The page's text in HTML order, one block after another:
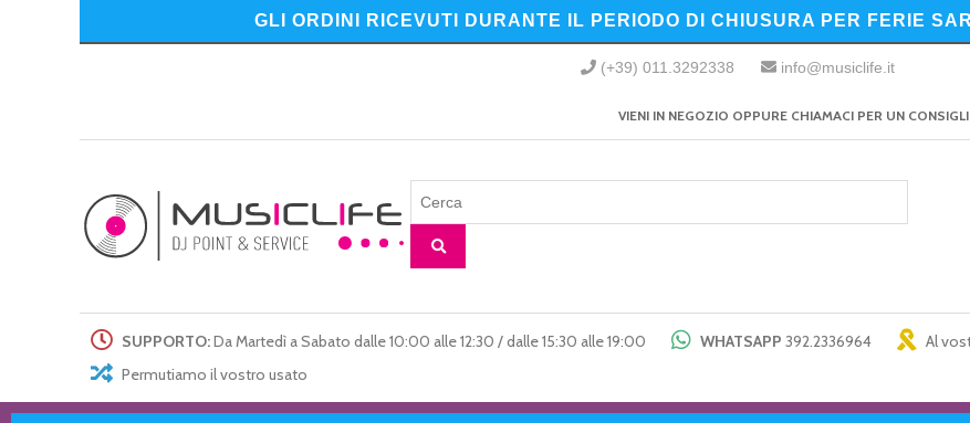
GLI ORDINI RICEVUTI DURANTE IL PERIODO DI CHIUSURA PER FERIE
(+39) 011.3292338 info@musiclife.it
VIENI IN NEGOZIO OPPURE CHIAMACI PER UN
SUPPORTO:Da Martedì a Sabato dalle 10:00 alle 12:30 / dalle 15:30 alle 19:00 WHATSAPP 392.2336964 Al
Permutiamo il vostro usato